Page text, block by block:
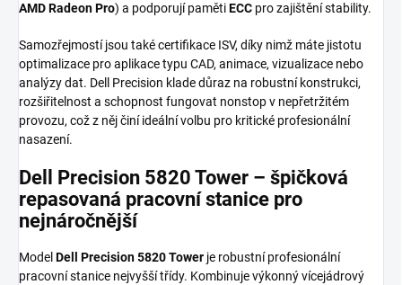
AMD Radeon Pro) a podporují pamětiECC pro zajištění stability.
Samozřejmostí jsou také certifikace ISV, díky nimž máte jistotu
optimalizace pro aplikace typu CAD, animace, vizualizace nebo
analýzy dat. Dell Precision klade důraz na robustní konstrukci,
rozšiřitelnost a schopnost fungovat nonstop v nepřetržitém
provozu, což z něj činí ideální volbu pro kritické profesionální
nasazení.
Dell Precision 5820 Tower – špičková
repasovaná pracovní stanice pro
nejnáročnější
Model Dell Precision 5820 Tower je robustní profesionální
pracovní stanice nejvyšší třídy. Kombinuje výkonný vícejádrový